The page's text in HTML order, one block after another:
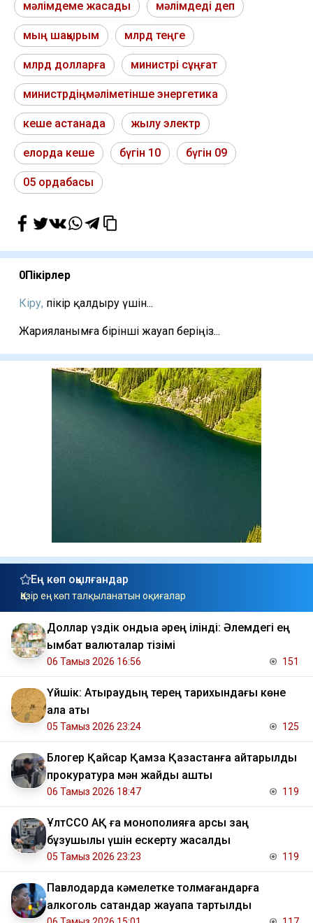
мәлімдеме жасады мәлімдеді деп
мың шақырым млрд теңге
млрд долларға министрі сұңғат
министрдіңмәліметінше энергетика
кеше астанада жылу электр
елорда кеше бүгін 10 бүгін 09
05 ордабасы
0Пікірлер
Кіру, пікір қалдыру үшін...
Жарияланымға бірінші жауап беріңіз...
Ең көп оқылғандар
Қазір ең көп талқыланатын оқиғалар
Доллар үздік ондыққа әрең ілінді: Әлемдегі ең
қымбат валюталар тізімі
06 Тамыз 2026 16:56 151
Үйшік: Атыраудың терең тарихындағы көне
қала аты
05 Тамыз 2026 23:24 125
Блогер Қайсар Қамза Қазақстанға қайтарылды
прокуратура мән жайды ашты
06 Тамыз 2026 18:47 119
ҰлтССО АҚ ға монополияға қарсы заң
бұзушылық үшін ескерту жасалды
05 Тамыз 2026 23:23 119
Павлодарда кәмелетке толмағандарға
алкоголь сатқандар жауапқа тартылды